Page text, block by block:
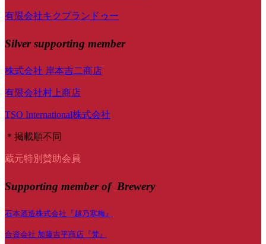
有限会社キクプランドゥー
Silver supporting member
株式会社 岸本吉二商店
有限会社村上商店
TSO International株式会社
＊掲載順不同
蔵元特別賛助会員
Supporting member of Brewery
石本酒造株式会社『越乃寒梅』
合資会社 加藤吉平商店『梵』